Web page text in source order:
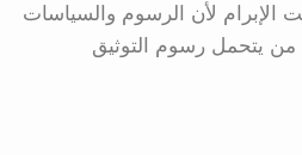
الإبرام لأن الرسوم والسياسات
من يتحمل رسوم التوثيق